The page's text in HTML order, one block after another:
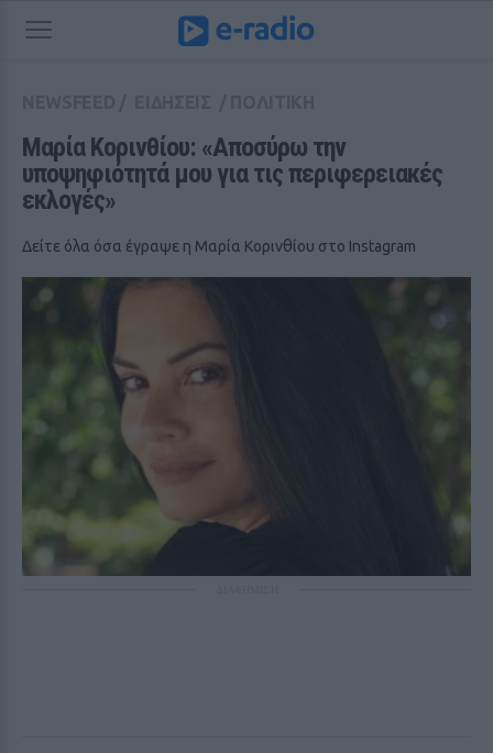
Μαρία Κορινθίου: «Αποσύρω την
υποψηφιότητά μου για τις περιφερειακές
εκλογές»
Δείτε όλα όσα έγραψε η Μαρία Κορινθίου στο Instagram